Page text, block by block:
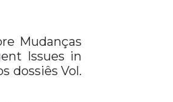
Mudanças
Issues in
dossiês Vol.